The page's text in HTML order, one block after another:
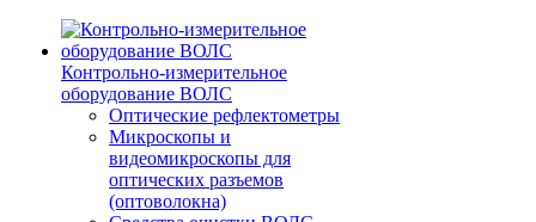
Контрольно-измерительное
оборудование ВОЛС
Оптические рефлектометры
Микроскопы и
видеомикроскопы для
оптических разъемов
(оптоволокна)